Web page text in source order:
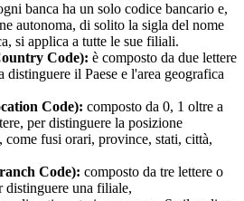
banca ha un solo codice bancario e,
autonoma, di solito la sigla del nome
si applica a tutte le sue filiali.
Code): è composto da due lettere
distinguere il Paese e l'area geografica
Code): composto da 0, 1 oltre a
per distinguere la posizione
come fusi orari, province, stati, città,
Code): composto da tre lettere o
distinguere una filiale,